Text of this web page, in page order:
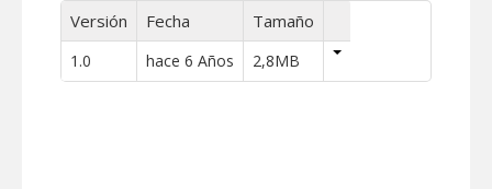
Versión Fecha Tamaño
1.0 hace 6 Años 2,8MB